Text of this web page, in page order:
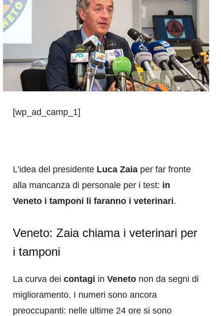
[wp_ad_camp_1]
L’idea del presidente Luca Zaia per far fronte
alla mancanza di personale per i test: in
Veneto i tamponi li faranno i veterinari.
Veneto: Zaia chiama i veterinari per
i tamponi
La curva dei contagi in Veneto non da segni di
miglioramento. I numeri sono ancora
preoccupanti: nelle ultime 24 ore si sono